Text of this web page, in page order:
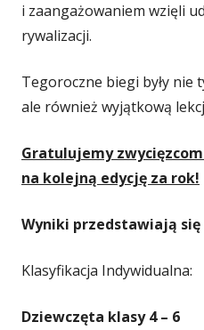
i zaangażowaniem wzięli
rywalizacji.
Tegoroczne biegi były nie
ale również wyjątkową
Gratulujemy
na kolejną edycję za rok!
Wyniki przedstawiają
Klasyfikacja Indywidualna:
Dziewczęta klasy 4 – 6